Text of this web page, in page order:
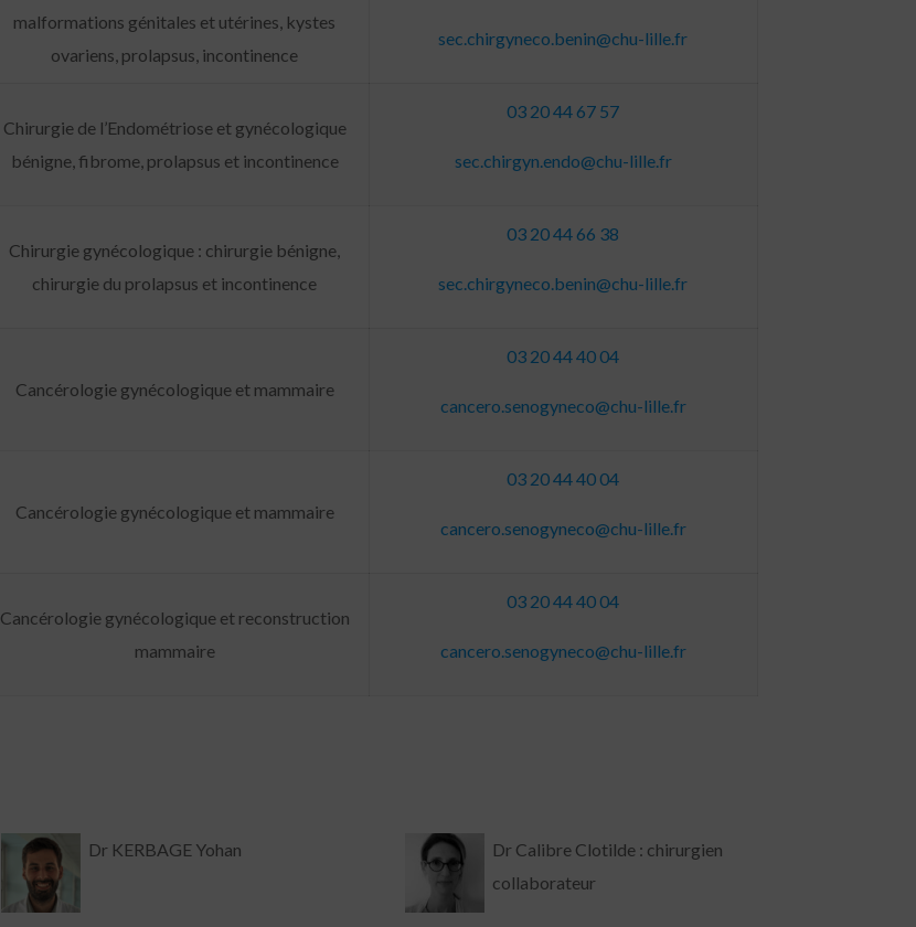
malformations génitales et utérines, kystes
ovariens, prolapsus, incontinence
sec.chirgyneco.benin@chu-lille.fr
Chirurgie de l’Endométriose et gynécologique
bénigne, fibrome, prolapsus et incontinence
03 20 44 67 57
sec.chirgyn.endo@chu-lille.fr
Chirurgie gynécologique : chirurgie bénigne,
chirurgie du prolapsus et incontinence
03 20 44 66 38
sec.chirgyneco.benin@chu-lille.fr
Cancérologie gynécologique et mammaire
03 20 44 40 04
cancero.senogyneco@chu-lille.fr
Cancérologie gynécologique et mammaire
03 20 44 40 04
cancero.senogyneco@chu-lille.fr
Cancérologie gynécologique et reconstruction
mammaire
03 20 44 40 04
cancero.senogyneco@chu-lille.fr
Dr KERBAGE Yohan
Dr Calibre Clotilde : chirurgien
collaborateur